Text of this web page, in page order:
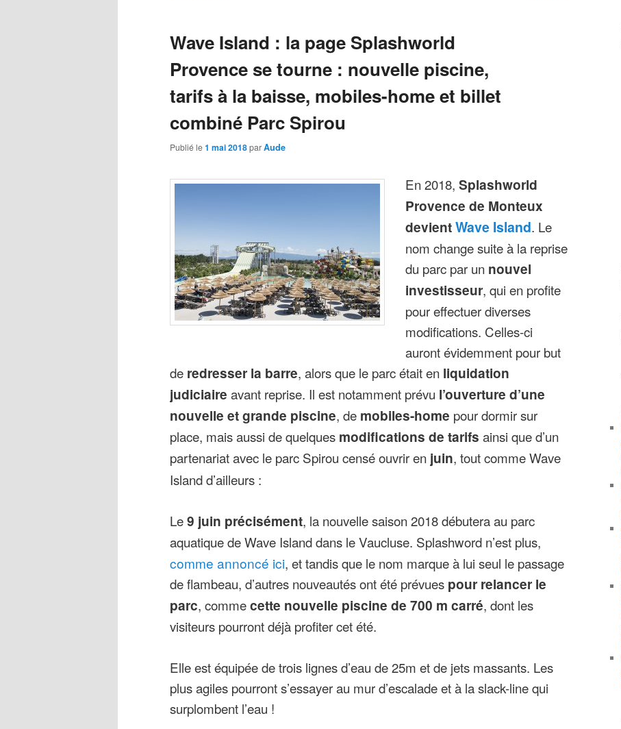
Wave Island : la page Splashworld
Provence se tourne : nouvelle piscine,
tarifs à la baisse, mobiles-home et billet
combiné Parc Spirou
Publié le1 mai 2018parAude
En 2018,Splashworld
Provence de Monteux
devientWave Island. Le
nom change suite à la reprise
du parc par un nouvel
investisseur, qui en profite
pour effectuer diverses
modifications. Celles-ci
auront évidemment pour but
de redresser la barre, alors que le parc était en liquidation
judiciaire avant reprise. Il est notamment prévu l’ouverture d’une
nouvelle et grande piscine, de mobiles-home pour dormir sur
place, mais aussi de quelques modifications de tarifs ainsi que d’un
partenariat avec le parc Spirou censé ouvrir en juin, tout comme Wave
Island d’ailleurs :
Le9 juin précisément, la nouvelle saison 2018 débutera au parc
aquatique de Wave Island dans le Vaucluse. Splashword n’est plus,
comme annoncé ici, et tandis que le nom marque à lui seul le passage
de flambeau, d’autres nouveautés ont été prévues pour relancer le
parc, commecette nouvelle piscine de 700 m carré, dont les
visiteurs pourront déjà profiter cet été.
Elle est équipée de trois lignes d’eau de 25m et de jets massants. Les
plus agiles pourront s’essayer au mur d’escalade et à la slack-line qui
surplombent l’eau !